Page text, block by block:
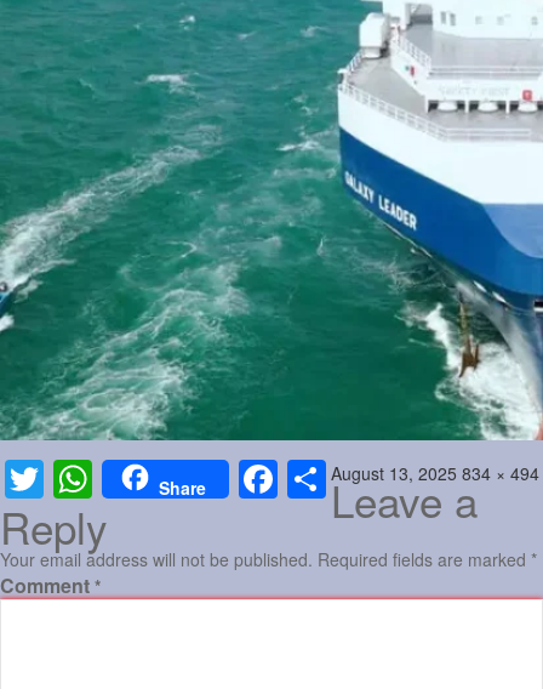
Sports
Jwala
Classifieds
Gallery
Twitter WhatsAppShare FacebookShare
Posted
August 13, 2025 Full
size
834 × 494
Leave a
Reply
Your email address will not be published. Required fields are marked *
Comment *